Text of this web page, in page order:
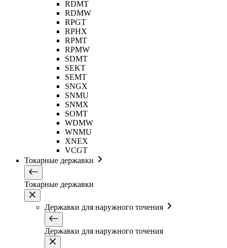
RDMT
RDMW
RPGT
RPHX
RPMT
RPMW
SDMT
SEKT
SEMT
SNGX
SNMU
SNMX
SOMT
WDMW
WNMU
XNEX
VCGT
Токарные державки
Токарные державки
Державки для наружного точения
Державки для наружного точения